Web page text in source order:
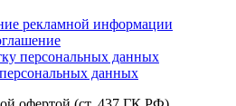
рекламной информации
персональных данных
данных